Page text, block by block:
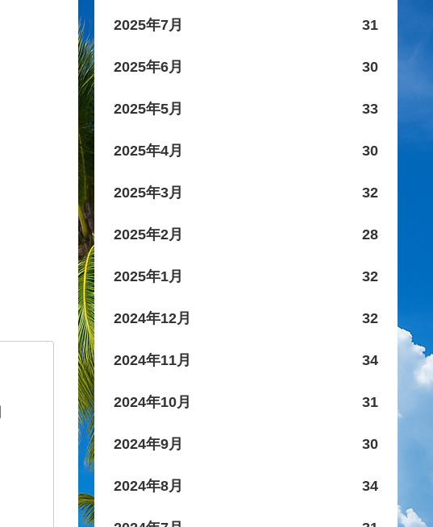
2025年7月 31
2025年6月 30
2025年5月 33
2025年4月 30
2025年3月 32
2025年2月 28
2025年1月 32
2024年12月 32
2024年11月 34
2024年10月 31
2024年9月 30
2024年8月 34